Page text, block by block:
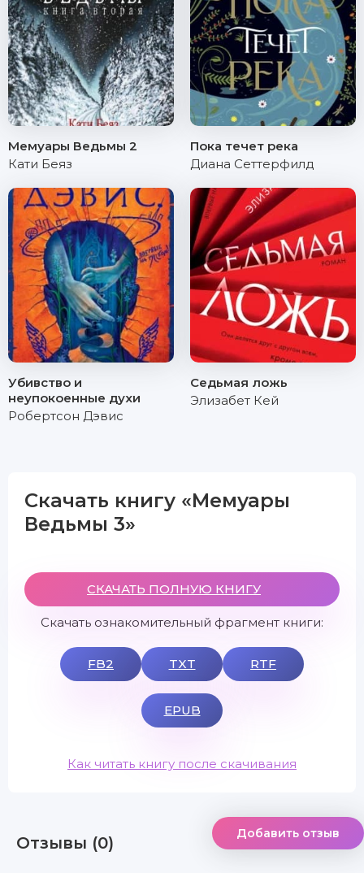
Мемуары Ведьмы 2
Кати Беяз
Пока течет река
Диана Сеттерфилд
Убивство и
неупокоенные духи
Робертсон Дэвис
Седьмая ложь
Элизабет Кей
Скачать книгу «Мемуары
Ведьмы 3»
СКАЧАТЬ ПОЛНУЮ КНИГУ
Скачать ознакомительный фрагмент книги:
FB2 TXT RTF
EPUB
Как читать книгу после скачивания
Отзывы (0) Добавить отзыв